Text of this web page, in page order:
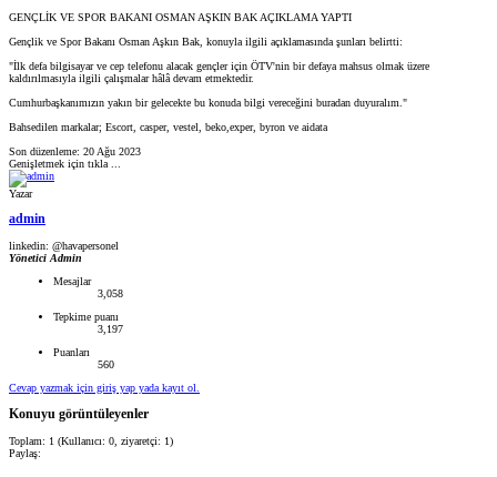
GENÇLİK VE SPOR BAKANI OSMAN AŞKIN BAK AÇIKLAMA YAPTI
Gençlik ve Spor Bakanı Osman Aşkın Bak, konuyla ilgili açıklamasında şunları belirtti:
"İlk defa bilgisayar ve cep telefonu alacak gençler için ÖTV'nin bir defaya mahsus olmak üzere
kaldırılmasıyla ilgili çalışmalar hâlâ devam etmektedir.
Cumhurbaşkanımızın yakın bir gelecekte bu konuda bilgi vereceğini buradan duyuralım."
Bahsedilen markalar; Escort, casper, vestel, beko,exper, byron ve aidata
Son düzenleme: 20 Ağu 2023
Genişletmek için tıkla ...
Yazar
admin
linkedin: @havapersonel
Yönetici Admin
Mesajlar
3,058
Tepkime puanı
3,197
Puanları
560
Cevap yazmak için giriş yap yada kayıt ol.
Konuyu görüntüleyenler
Toplam: 1 (Kullanıcı: 0, ziyaretçi: 1)
Paylaş: